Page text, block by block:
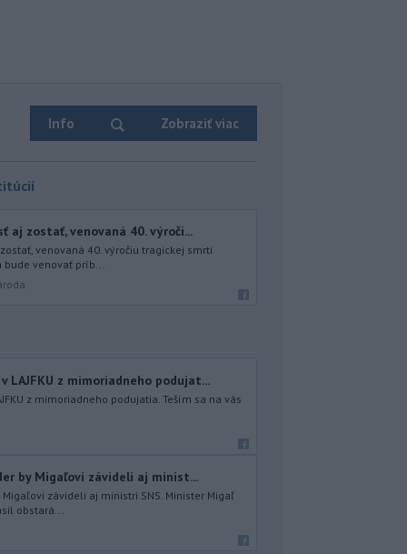
Info Zobraziť viac
aj zostať, venovaná 40. výroči...
venovaná 40. výročiu tragickej smrti
bude venovať príb...
LAJFKU z mimoriadneho podujat...
z mimoriadneho podujatia. Teším sa na vás
by Migaľovi závideli aj minist...
závideli aj ministri SNS. Minister Migaľ
obstará...